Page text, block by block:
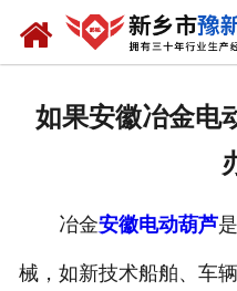
如果安徽冶金电
冶金安徽电动葫芦
械，如新技术船舶、车